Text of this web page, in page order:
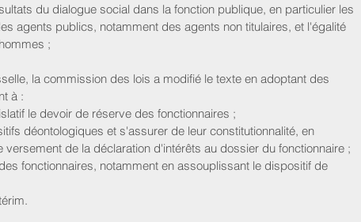
du dialogue social dans la fonction publique, en particulier les
agents publics, notamment des agents non titulaires, et l'égalité
;
la commission des lois a modifié le texte en adoptant des
à :
le devoir de réserve des fonctionnaires ;
déontologiques et s'assurer de leur constitutionnalité, en
versement de la déclaration d'intérêts au dossier du fonctionnaire ;
fonctionnaires, notamment en assouplissant le dispositif de